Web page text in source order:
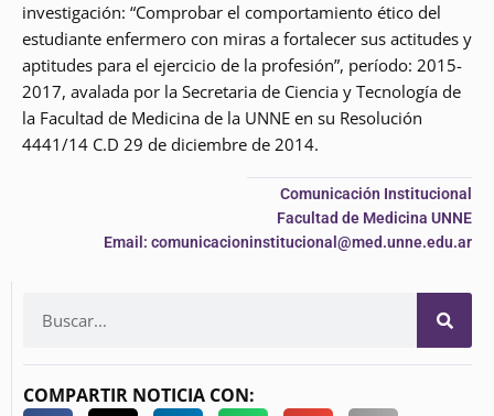
investigación: “Comprobar el comportamiento ético del
estudiante enfermero con miras a fortalecer sus actitudes y
aptitudes para el ejercicio de la profesión”, período: 2015-
2017, avalada por la Secretaria de Ciencia y Tecnología de
la Facultad de Medicina de la UNNE en su Resolución
4441/14 C.D 29 de diciembre de 2014.
Comunicación Institucional
Facultad de Medicina UNNE
Email: comunicacioninstitucional@med.unne.edu.ar
COMPARTIR NOTICIA CON: